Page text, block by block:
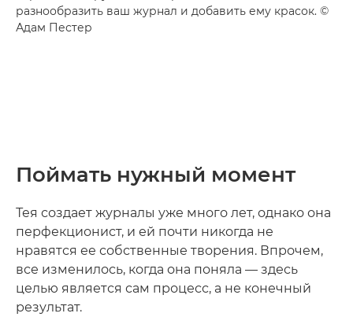
разнообразить ваш журнал и добавить ему красок. ©
Адам Пестер
Поймать нужный момент
Тея создает журналы уже много лет, однако она
перфекционист, и ей почти никогда не
нравятся ее собственные творения. Впрочем,
все изменилось, когда она поняла — здесь
целью является сам процесс, а не конечный
результат.